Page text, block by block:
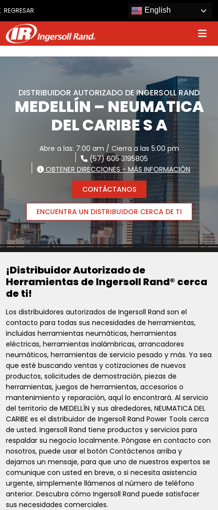
www.ingersollrand.com
Jump
content
REGRESAR English
DISTRIBUIDOR AUTORIZADO DE INGERSOLL RAND
MEDELLÍN – NEUMATICA
DEL CARIBE S A
Abre a las: 7:00 am / Cierra a las 5:00 pm
(57) 605 3195805
OBTENER DIRECCIONES - MÁS INFORMACIÓN
CONTÁCTANOS
ENCUENTRA UN DISTRIBUIDOR CERCA DE TI
¡Distribuidor Autorizado de
Herramientas de Ingersoll Rand® cerca
de ti!
Los distribuidores autorizados de Ingersoll Rand son el
contacto para todas sus necesidades de herramientas,
incluidas herramientas neumáticas, herramientas
eléctricas, herramientas inalámbricas, arrancadores
neumáticos, herramientas de servicio pesado y más. Ya sea
que esté buscando ventas y cotizaciones de nuevos
productos, solicitudes de demostración, piezas de
herramientas, juegos de herramientas, accesorios o
mantenimiento y reparación, aquí lo encontrará. Al servicio
del territorio de MEDELLÍN y sus alrededores, NEUMATICA DEL
CARIBE es el distribuidor de Ingersoll Rand Power Tools cerca
de usted. Ingersoll Rand tiene productos y servicios para
respaldar su negocio localmente. Póngase en contacto con
nosotros, puede usar el botón Contáctenos arriba y
dejarnos un mensaje, para que uno de nuestros expertos se
comunique con usted en breve, o si necesita asistencia
urgente, simplemente llámenos al número de teléfono
anterior. Descubra cómo Ingersoll Rand puede satisfacer
sus necesidades comerciales.